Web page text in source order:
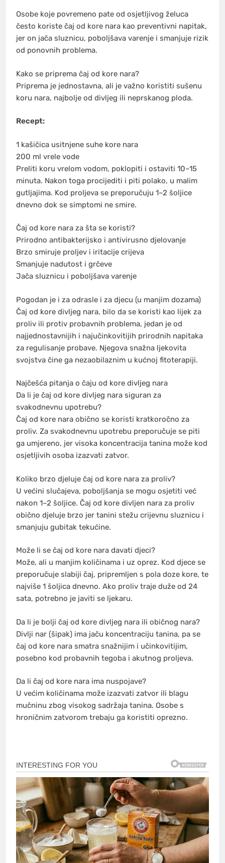
Osobe koje povremeno pate od osjetljivog želuca
često koriste čaj od kore nara kao preventivni napitak,
jer on jača sluznicu, poboljšava varenje i smanjuje rizik
od ponovnih problema.
Kako se priprema čaj od kore nara?
Priprema je jednostavna, ali je važno koristiti sušenu
koru nara, najbolje od divljeg ili neprskanog ploda.
Recept:
1 kašičica usitnjene suhe kore nara
200 ml vrele vode
Preliti koru vrelom vodom, poklopiti i ostaviti 10–15
minuta. Nakon toga procijediti i piti polako, u malim
gutljajima. Kod proljeva se preporučuju 1–2 šoljice
dnevno dok se simptomi ne smire.
Čaj od kore nara za šta se koristi?
Prirodno antibakterijsko i antivirusno djelovanje
Brzo smiruje proljev i iritacije crijeva
Smanjuje nadutost i grčeve
Jača sluznicu i poboljšava varenje
Pogodan je i za odrasle i za djecu (u manjim dozama)
Čaj od kore divljeg nara, bilo da se koristi kao lijek za
proliv ili protiv probavnih problema, jedan je od
najjednostavnijih i najučinkovitijih prirodnih napitaka
za regulisanje probave. Njegova snažna ljekovita
svojstva čine ga nezaobilaznim u kućnoj fitoterapiji.
Najčešća pitanja o čaju od kore divljeg nara
Da li je čaj od kore divljeg nara siguran za
svakodnevnu upotrebu?
Čaj od kore nara obično se koristi kratkoročno za
proliv. Za svakodnevnu upotrebu preporučuje se piti
ga umjereno, jer visoka koncentracija tanina može kod
osjetljivih osoba izazvati zatvor.
Koliko brzo djeluje čaj od kore nara za proliv?
U većini slučajeva, poboljšanja se mogu osjetiti već
nakon 1–2 šoljice. Čaj od kore divljen nara za proliv
obično djeluje brzo jer tanini stežu crijevnu sluznicu i
smanjuju gubitak tekućine.
Može li se čaj od kore nara davati djeci?
Može, ali u manjim količinama i uz oprez. Kod djece se
preporučuje slabiji čaj, pripremljen s pola doze kore, te
najviše 1 šoljica dnevno. Ako proliv traje duže od 24
sata, potrebno je javiti se ljekaru.
Da li je bolji čaj od kore divljeg nara ili običnog nara?
Divlji nar (šipak) ima jaču koncentraciju tanina, pa se
čaj od kore nara smatra snažnijim i učinkovitijim,
posebno kod probavnih tegoba i akutnog proljeva.
Da li čaj od kore nara ima nuspojave?
U većim količinama može izazvati zatvor ili blagu
mučninu zbog visokog sadržaja tanina. Osobe s
hroničnim zatvorom trebaju ga koristiti oprezno.